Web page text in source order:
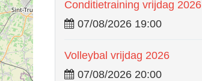
Conditietraining vrijdag 2026
07/08/2026 19:00
Volleybal vrijdag 2026
07/08/2026 20:00